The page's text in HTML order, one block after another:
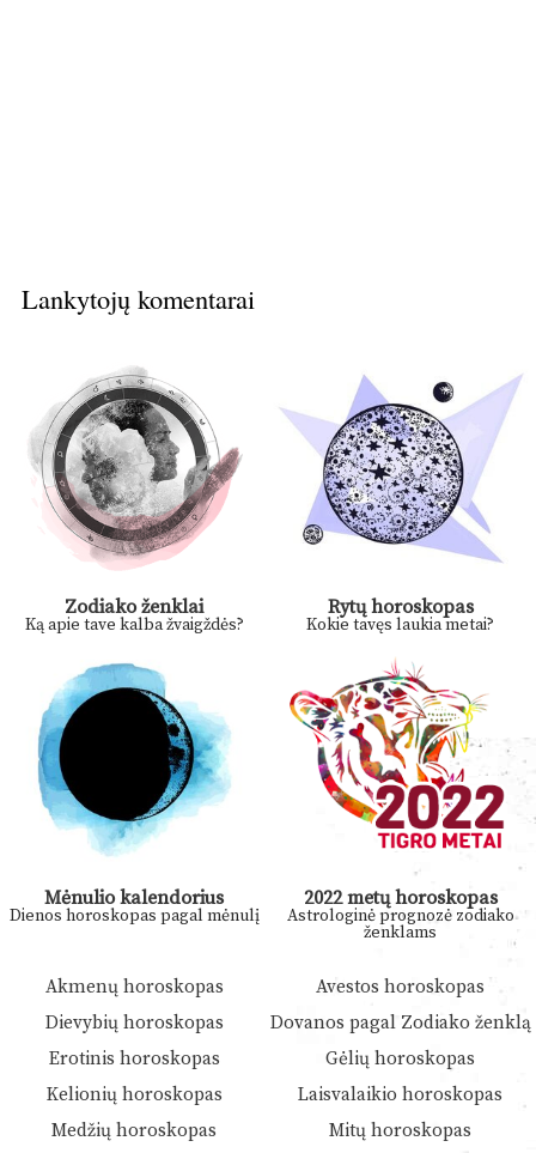
Lankytojų komentarai
Zodiako ženklai
Ką apie tave kalba žvaigždės?
Rytų horoskopas
Kokie tavęs laukia metai?
Mėnulio kalendorius
Dienos horoskopas pagal mėnulį
2022 metų horoskopas
Astrologinė prognozė zodiako
ženklams
Akmenų horoskopas
Avestos horoskopas
Dievybių horoskopas
Dovanos pagal Zodiako ženklą
Erotinis horoskopas
Gėlių horoskopas
Kelionių horoskopas
Laisvalaikio horoskopas
Medžių horoskopas
Mitų horoskopas